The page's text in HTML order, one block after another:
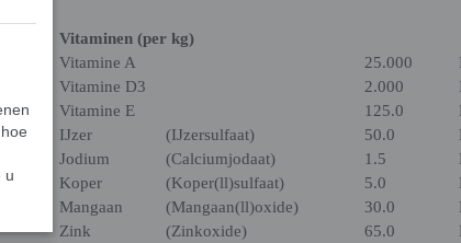
Vitaminen (per kg)
Vitamine A 25.000
Vitamine D3 2.000
Vitamine E
125.0
IJzer (IJzersulfaat) 50.0
Jodium (Calciumjodaat) 1.5
Koper (Koper(ll)sulfaat) 5.0
Mangaan (Mangaan(ll)oxide) 30.0
Zink (Zinkoxide) 65.0
u